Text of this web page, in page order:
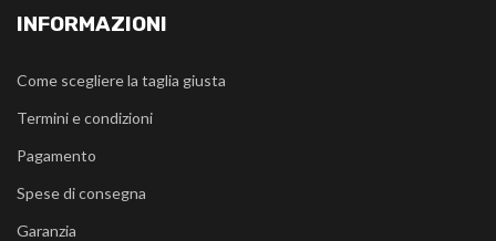
INFORMAZIONI
Come scegliere la taglia giusta
Termini e condizioni
Pagamento
Spese di consegna
Garanzia